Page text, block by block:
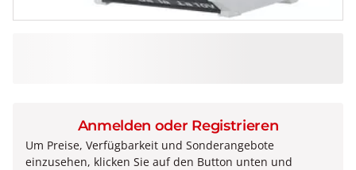
Anmelden oder Registrieren
Um Preise, Verfügbarkeit und Sonderangebote
einzusehen, klicken Sie auf den Button unten und